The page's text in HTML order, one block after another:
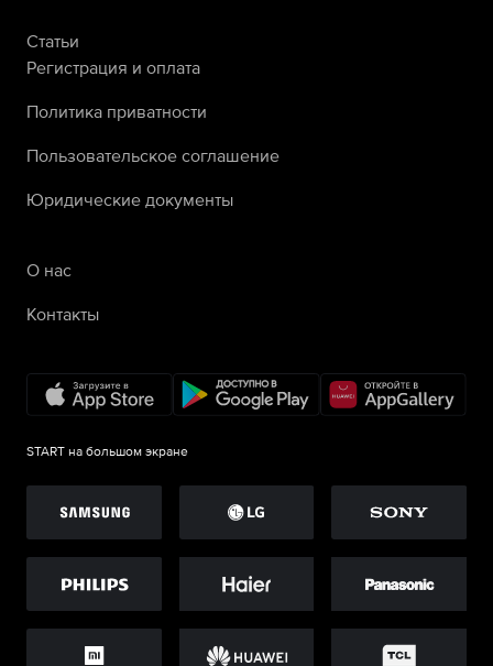
Статьи
Регистрация и оплата
Политика приватности
Пользовательское соглашение
Юридические документы
О нас
Контакты
START на большом экране